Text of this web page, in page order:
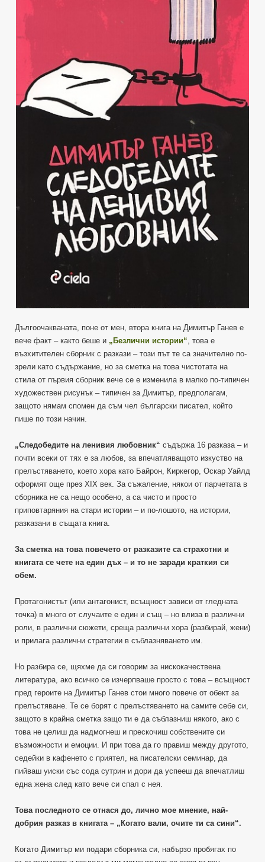
Дългоочакваната, поне от мен, втора книга на Димитър Ганев е
вече факт – както беше и „Безлични истории“ , това е
възхитителен сборник с разкази – този път те са значително по-
зрели като съдържание, но за сметка на това чистотата на
стила от първия сборник вече се е изменила в малко по-типичен
художествен рисунък – типичен за Димитър, предполагам,
защото нямам спомен да съм чел български писател, който
пише по този начин.
„Следобедите на ленивия любовник“ съдържа 16 разказа – и
почти всеки от тях е за любов, за впечатляващото изкуство на
прелъстяването, което хора като Байрон, Киркегор, Оскар Уайлд
оформят още през ХIX век. За съжаление, някои от парчетата в
сборника не са нещо особено, а са чисто и просто
приповтаряния на стари истории – и по-лошото, на истории,
разказани в същата книга.
За сметка на това повечето от разказите са страхотни и
книгата се чете на един дъх – и то не заради краткия си
обем.
Протагонистът (или антагонист, всъщност зависи от гледната
точка) в много от случаите е един и същ – но влиза в различни
роли, в различни сюжети, среща различни хора (разбирай, жени)
и прилага различни стратегии в съблазняването им.
Но разбира се, щяхме да си говорим за нискокачествена
литература, ако всичко се изчерпваше просто с това – всъщност
пред героите на Димитър Ганев стои много повече от обект за
прелъстяване. Те се борят с прелъстяването на самите себе си,
защото в крайна сметка защо ти е да съблазниш някого, ако с
това не целиш да надмогнеш и прескочиш собствените си
възможности и емоции. И при това да го правиш между другото,
седейки в кафенето с приятел, на писателски семинар, да
пийваш уиски със сода сутрин и дори да успееш да впечатлиш
една жена след като вече си спал с нея.
Това последното се отнася до, лично мое мнение, най-
добрия разказ в книгата – „Когато вали, очите ти са сини“.
Когато Димитър ми подари сборника си, набързо пробягах по